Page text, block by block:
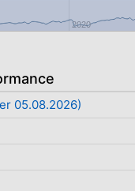
2020
05.08.2026)